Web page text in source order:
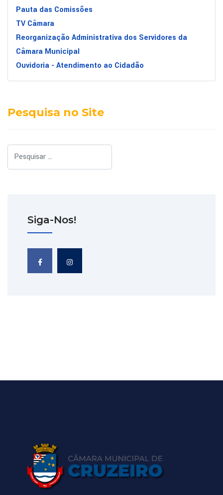
Pauta das Comissões
TV Câmara
Reorganização Administrativa dos Servidores da
Câmara Municipal
Ouvidoria - Atendimento ao Cidadão
Pesquisa no Site
Siga-Nos!